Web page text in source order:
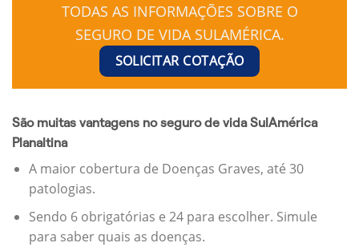
TODAS AS INFORMAÇÕES SOBRE O
SEGURO DE VIDA SULAMÉRICA.
SOLICITAR COTAÇÃO
São muitas vantagens no seguro de vida SulAmérica
Planaltina
A maior cobertura de Doenças Graves, até 30
patologias.
Sendo 6 obrigatórias e 24 para escolher. Simule
para saber quais as doenças.